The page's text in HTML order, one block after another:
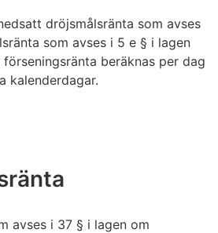
dröjsmålsränta som avses
som avses i 5 e § i lagen
beräknas per dag
kalenderdagar.
avses i 37 § i lagen om